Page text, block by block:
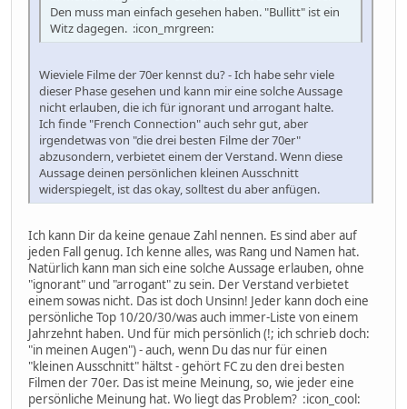
Den muss man einfach gesehen haben. "Bullitt" ist ein
Witz dagegen. :icon_mrgreen:
Wieviele Filme der 70er kennst du? - Ich habe sehr viele
dieser Phase gesehen und kann mir eine solche Aussage
nicht erlauben, die ich für ignorant und arrogant halte.
Ich finde "French Connection" auch sehr gut, aber
irgendetwas von "die drei besten Filme der 70er"
abzusondern, verbietet einem der Verstand. Wenn diese
Aussage deinen persönlichen kleinen Ausschnitt
widerspiegelt, ist das okay, solltest du aber anfügen.
Ich kann Dir da keine genaue Zahl nennen. Es sind aber auf
jeden Fall genug. Ich kenne alles, was Rang und Namen hat.
Natürlich kann man sich eine solche Aussage erlauben, ohne
"ignorant" und "arrogant" zu sein. Der Verstand verbietet
einem sowas nicht. Das ist doch Unsinn! Jeder kann doch eine
persönliche Top 10/20/30/was auch immer-Liste von einem
Jahrzehnt haben. Und für mich persönlich (!; ich schrieb doch:
"in meinen Augen") - auch, wenn Du das nur für einen
"kleinen Ausschnitt" hältst - gehört FC zu den drei besten
Filmen der 70er. Das ist meine Meinung, so, wie jeder eine
persönliche Meinung hat. Wo liegt das Problem? :icon_cool: